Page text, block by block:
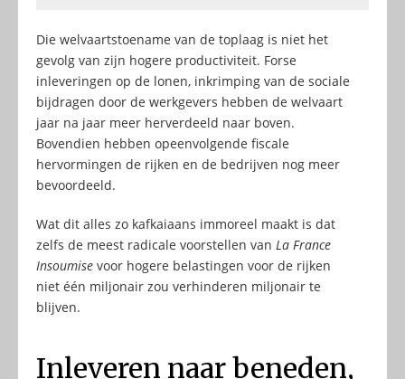
Die welvaartstoename van de toplaag is niet het
gevolg van zijn hogere productiviteit. Forse
inleveringen op de lonen, inkrimping van de sociale
bijdragen door de werkgevers hebben de welvaart
jaar na jaar meer herverdeeld naar boven.
Bovendien hebben opeenvolgende fiscale
hervormingen de rijken en de bedrijven nog meer
bevoordeeld.
Wat dit alles zo kafkaiaans immoreel maakt is dat
zelfs de meest radicale voorstellen van La France
Insoumise voor hogere belastingen voor de rijken
niet één miljonair zou verhinderen miljonair te
blijven.
Inleveren naar beneden,